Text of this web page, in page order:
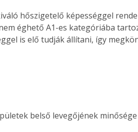
hőszigetelő képességgel
éghető A1-es kategóriába
is elő tudják állítani, így
belső levegőjének minősége